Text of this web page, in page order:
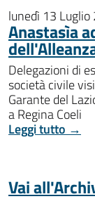
lunedì 13
Anastasìa
Delegazioni di
società civile
Garante del
a Regina Coeli
Leggi tutto →
Vai